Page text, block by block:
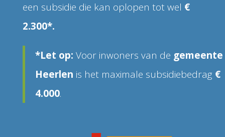
een subsidie die kan oplopen tot wel €
2.300*.
*Let op: Voor inwoners van de gemeente
Heerlen is het maximale subsidiebedrag €
4.000.